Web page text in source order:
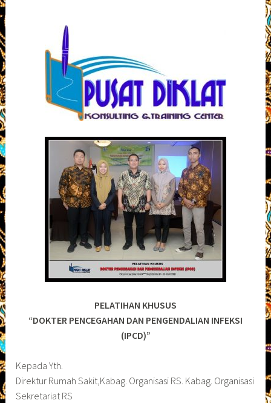
PELATIHAN KHUSUS
“DOKTER PENCEGAHAN DAN PENGENDALIAN INFEKSI
(IPCD)”
Kepada Yth.
Direktur Rumah Sakit,Kabag. Organisasi RS. Kabag. Organisasi
Sekretariat RS